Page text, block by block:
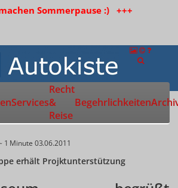
Sommerpause :) +++
Zur Startseite
Services
Recht
&
Reise
Begehrlichkeiten
1 Minute 03.06.2011
erhält Projktunterstützung